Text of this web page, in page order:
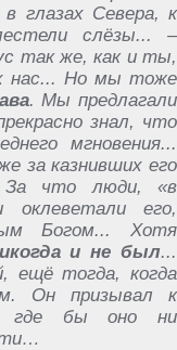
глазах Севера, к
слёзы... –
так же, как и ты,
нас... Но мы тоже
. Мы предлагали
знал, что
мгновения...
за казнивших его
За что люди, «в
оклеветали его,
Богом... Хотя
и не был...
ещё тогда, когда
Он призывал к
где бы оно ни